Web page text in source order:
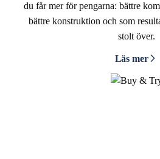
du får mer för pengarna: bättre
bättre konstruktion och som
stolt över.
Läs mer